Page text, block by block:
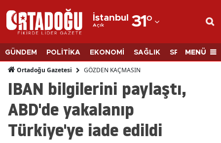
İstanbul
Açık 31°
Adana
Adıyaman
Afyonkarahisar
Ağrı
Amasya
Ankara
GÜNDEM POLİTİKA EKONOMİ SAĞLIK SPORMENÜ
Ortadoğu Gazetesi GÖZDEN KAÇMASIN
IBAN bilgilerini paylaştı,
ABD'de yakalanıp
Türkiye'ye iade edildi